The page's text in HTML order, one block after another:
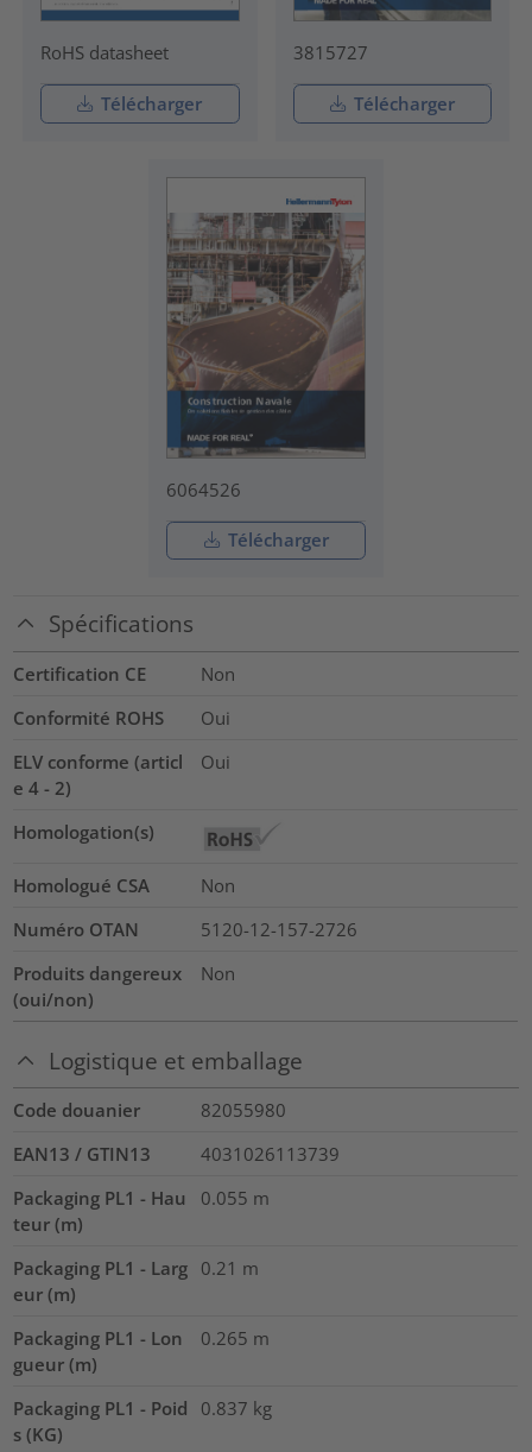
RoHS datasheet
Télécharger
3815727
Télécharger
6064526
Télécharger
Spécifications
Certification CE
Non
Conformité ROHS
Oui
ELV conforme (articl
e 4 - 2)
Oui
Homologation(s)
Homologué CSA
Non
Numéro OTAN
5120-12-157-2726
Produits dangereux
(oui/non)
Non
Logistique et emballage
Code douanier
82055980
EAN13 / GTIN13
4031026113739
Packaging PL1 - Hau
teur (m)
0.055 m
Packaging PL1 - Larg
eur (m)
0.21 m
Packaging PL1 - Lon
gueur (m)
0.265 m
Packaging PL1 - Poid
s (KG)
0.837 kg